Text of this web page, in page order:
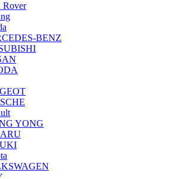
Rover
BENZ
YONG